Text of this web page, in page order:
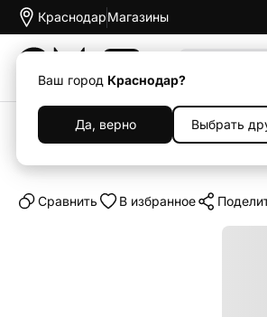
Краснодар
Ваш город Краснодар?
Да, верно Выбрать
Магазины
Каталог Аксессуары
Клип-кейс (накладка)
Cравнить В избранное